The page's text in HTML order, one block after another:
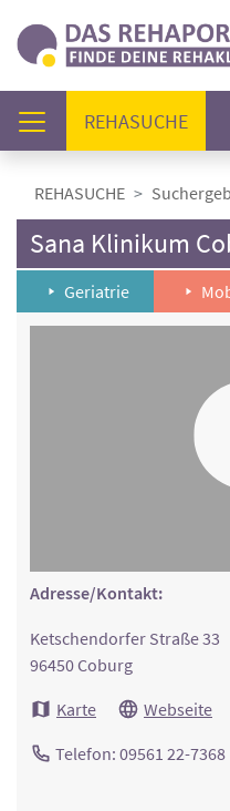
REHASUCHE
REHASUCHE
Sana Klinikum
Geriatrie
Adresse/Kontakt:
Ketschendorfer Straße 33
96450 Coburg
Karte
Webseite
Telefon: 09561 22-7368